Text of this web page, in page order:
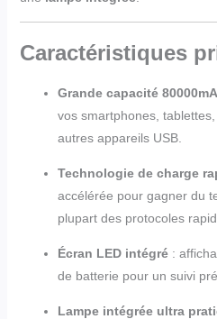
Caractéristiques
Grande capacité
vos smartphones,
autres appareils USB.
Technologie de charge
accélérée pour gagner du
plupart des protocoles
Écran LED intégré:
de batterie pour un suivi
Lampe intégrée ultra